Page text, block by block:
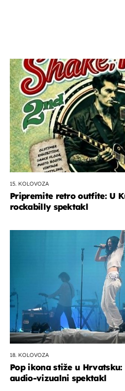
15. KOLOVOZA
Pripremite retro outfite: U
rockabilly spektakl
18. KOLOVOZA
Pop ikona stiže u
audio-vizualni spektakl